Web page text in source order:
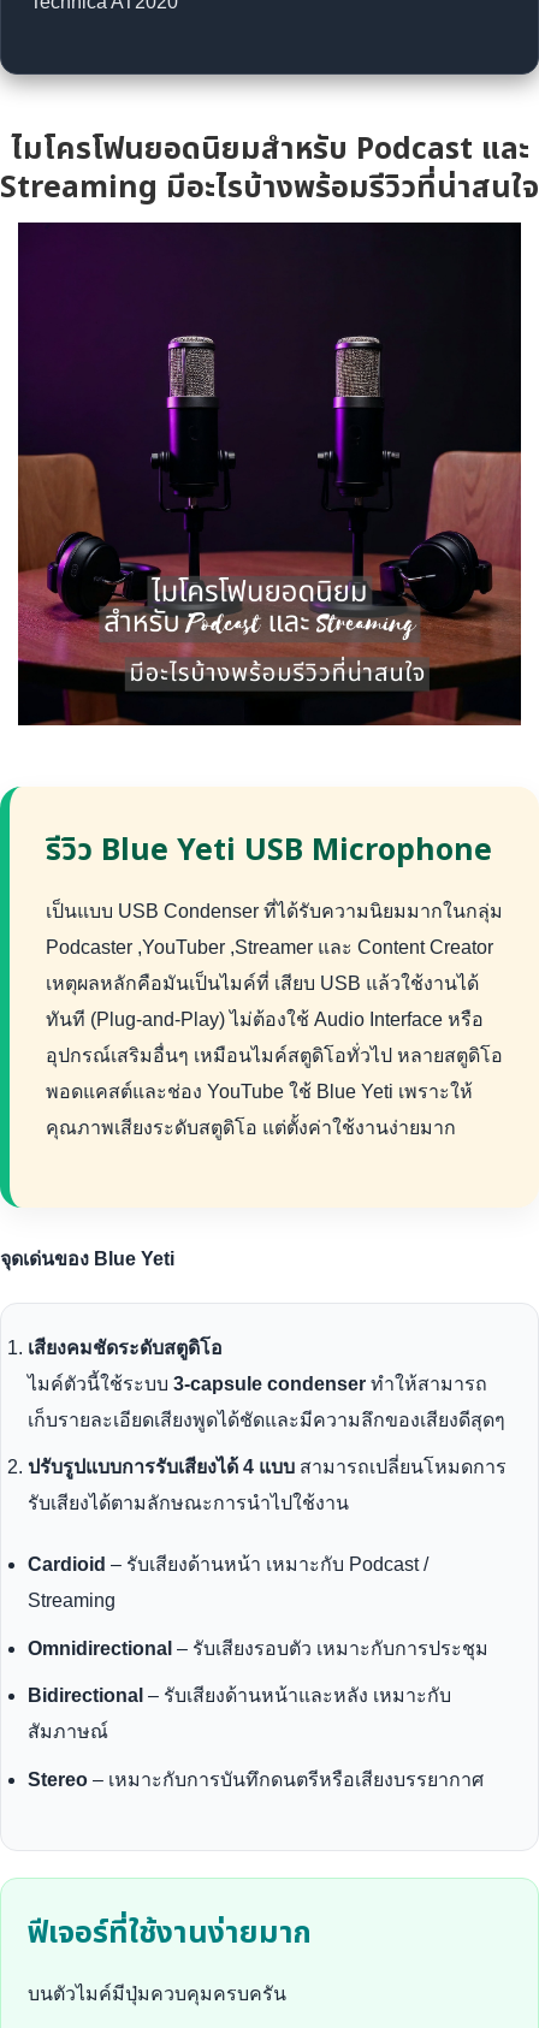
ไมโครโฟนยอดนิยมสำหรับ Podcast และ
Streaming มีอะไรบ้างพร้อมรีวิวที่น่าสนใจ
รีวิว Blue Yeti USB Microphone
เป็นแบบ USB Condenser ที่ได้รับความนิยมมากในกลุ่ม
Podcaster ,YouTuber ,Streamer และ Content Creator
เหตุผลหลักคือมันเป็นไมค์ที่ เสียบ USB แล้วใช้งานได้
ทันที (Plug-and-Play) ไม่ต้องใช้ Audio Interface หรือ
อุปกรณ์เสริมอื่นๆ เหมือนไมค์สตูดิโอทั่วไป หลายสตูดิโอ
พอดแคสต์และช่อง YouTube ใช้ Blue Yeti เพราะให้
คุณภาพเสียงระดับสตูดิโอ แต่ตั้งค่าใช้งานง่ายมาก
จุดเด่นของ Blue Yeti
เสียงคมชัดระดับสตูดิโอ
ไมค์ตัวนี้ใช้ระบบ 3-capsule condenser ทำให้สามารถ
เก็บรายละเอียดเสียงพูดได้ชัดและมีความลึกของเสียงดีสุดๆ
ปรับรูปแบบการรับเสียงได้ 4 แบบ สามารถเปลี่ยนโหมดการ
รับเสียงได้ตามลักษณะการนำไปใช้งาน
Cardioid – รับเสียงด้านหน้า เหมาะกับ Podcast /
Streaming
Omnidirectional – รับเสียงรอบตัว เหมาะกับการประชุม
Bidirectional – รับเสียงด้านหน้าและหลัง เหมาะกับ
สัมภาษณ์
Stereo – เหมาะกับการบันทึกดนตรีหรือเสียงบรรยากาศ
ฟีเจอร์ที่ใช้งานง่ายมาก
บนตัวไมค์มีปุ่มควบคุมครบครัน